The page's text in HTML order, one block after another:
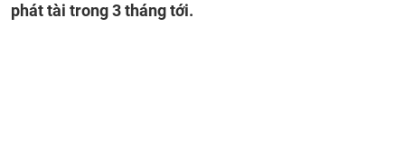
phát tài trong 3 tháng tới.